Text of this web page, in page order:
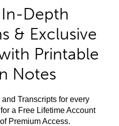
Depth
& Exclusive
Printable
Notes
Transcripts for every
a Free Lifetime Account
Premium Access.